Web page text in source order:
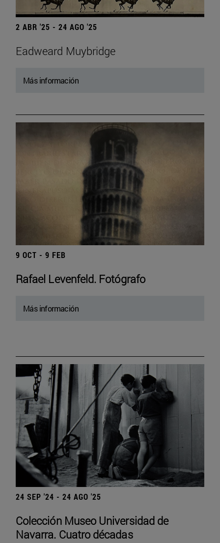
2 ABR '25 - 24 AGO '25
Eadweard Muybridge
Más información
9 OCT - 9 FEB
Rafael Levenfeld. Fotógrafo
Más información
24 SEP '24 - 24 AGO '25
Colección Museo Universidad de
Navarra. Cuatro décadas